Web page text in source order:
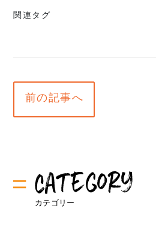
関連タグ
前の記事へ